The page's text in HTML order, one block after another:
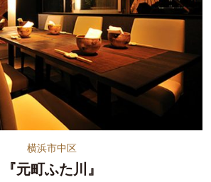
横浜市中区
『元町ふた川』